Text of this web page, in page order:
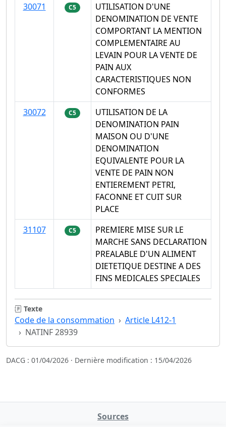
30071
C5
UTILISATION D'UNE
DENOMINATION DE VENTE
COMPORTANT LA MENTION
COMPLEMENTAIRE AU
LEVAIN POUR LA VENTE DE
PAIN AUX
CARACTERISTIQUES NON
CONFORMES
30072
C5
UTILISATION DE LA
DENOMINATION PAIN
MAISON OU D'UNE
DENOMINATION
EQUIVALENTE POUR LA
VENTE DE PAIN NON
ENTIEREMENT PETRI,
FACONNE ET CUIT SUR
PLACE
31107
C5
PREMIERE MISE SUR LE
MARCHE SANS DECLARATION
PREALABLE D'UN ALIMENT
DIETETIQUE DESTINE A DES
FINS MEDICALES SPECIALES
Texte
Code de la consommation
Article L412-1
NATINF 28939
DACG : 01/04/2026 · Dernière modification : 15/04/2026
Sources